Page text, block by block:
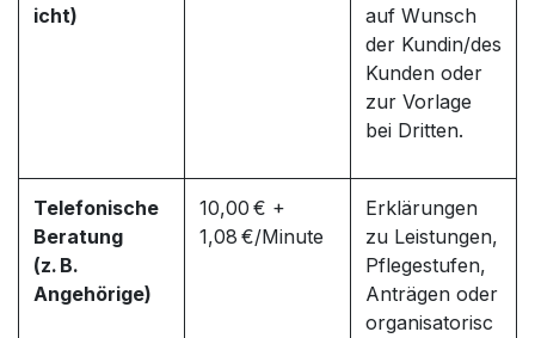
icht)
auf Wunsch
der Kundin/des
Kunden oder
zur Vorlage
bei Dritten.
Telefonische
Beratung
(z. B.
Angehörige)
10,00 € +
1,08 €/Minute
Erklärungen
zu Leistungen,
Pflegestufen,
Anträgen oder
organisatorisc